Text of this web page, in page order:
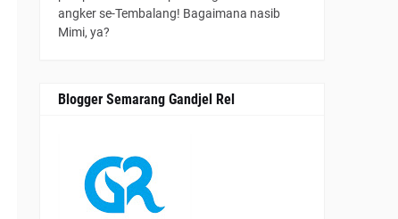
angker se-Tembalang! Bagaimana nasib
Mimi, ya?
Blogger Semarang Gandjel Rel